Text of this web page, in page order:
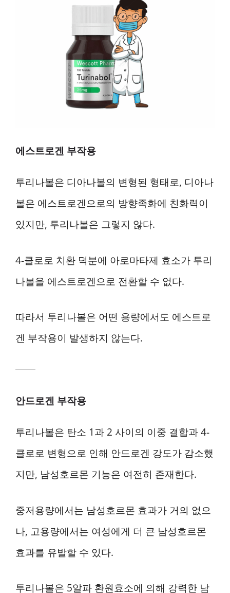
에스트로겐 부작용
투리나볼은 디아나볼의 변형된 형태로, 디아나
볼은 에스트로겐으로의 방향족화에 친화력이
있지만, 투리나볼은 그렇지 않다.
4-클로로 치환 덕분에 아로마타제 효소가 투리
나볼을 에스트로겐으로 전환할 수 없다.
따라서 투리나볼은 어떤 용량에서도 에스트로
겐 부작용이 발생하지 않는다.
안드로겐 부작용
투리나볼은 탄소 1과 2 사이의 이중 결합과 4-
클로로 변형으로 인해 안드로겐 강도가 감소했
지만, 남성호르몬 기능은 여전히 존재한다.
중저용량에서는 남성호르몬 효과가 거의 없으
나, 고용량에서는 여성에게 더 큰 남성호르몬
효과를 유발할 수 있다.
투리나볼은 5알파 환원효소에 의해 강력한 남